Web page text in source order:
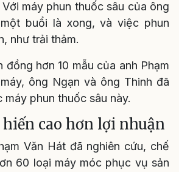
máy phun thuốc sâu của ông
buổi là xong, và việc phun
như trải thảm.
đồng hơn 10 mẫu của anh Phạm
ông Ngạn và ông Thinh đã
máy phun thuốc sâu này.
cao hơn lợi nhuận
Văn Hát đã nghiên cứu, chế
60 loại máy móc phục vụ sản